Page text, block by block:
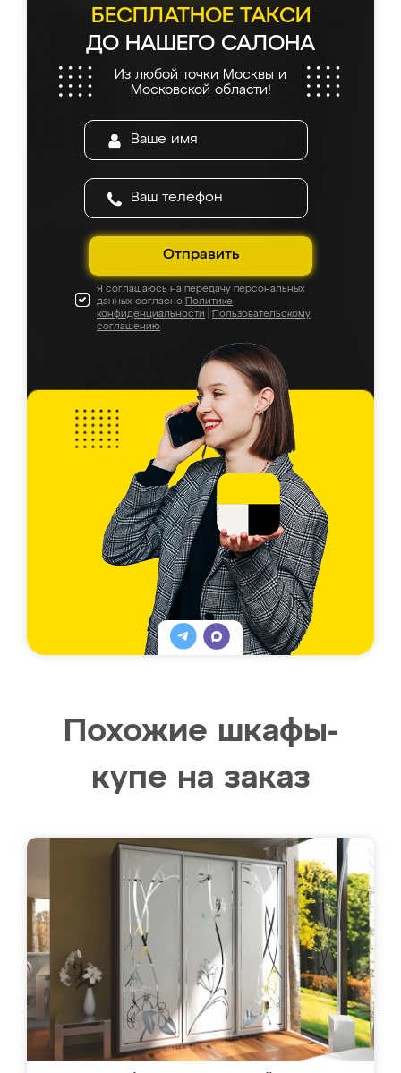
БЕСПЛАТНОЕ ТАКСИ
ДО НАШЕГО САЛОНА
Из любой точки Москвы и
Московской области!
Отправить
Я соглашаюсь на передачу персональных
данных согласно Политике
конфиденциальности
Пользовательскому
соглашению
Похожие шкафы-
купе на заказ